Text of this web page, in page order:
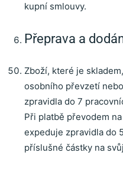
kupní smlouvy.
Přeprava a
Zboží, které je
osobního převzetí
zpravidla do 7
Při platbě převodem
expeduje zpravidla do
příslušné částky na